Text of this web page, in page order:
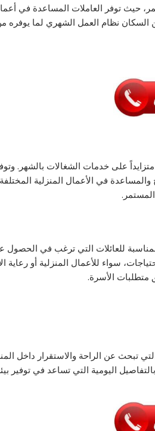
حيث توفر العاملات المساعدة في
السكان نظام العمل الشهري لما يوفره
على خدمات الشغالات بالشهر.
في الأعمال المنزلية
للعائلات التي ترغب في الحصول
سواء للأعمال المنزلية أو رعاية
متطلبات الأسرة.
تبحث عن الراحة والاستقرار داخل
اليومية التي تساعد في توفير